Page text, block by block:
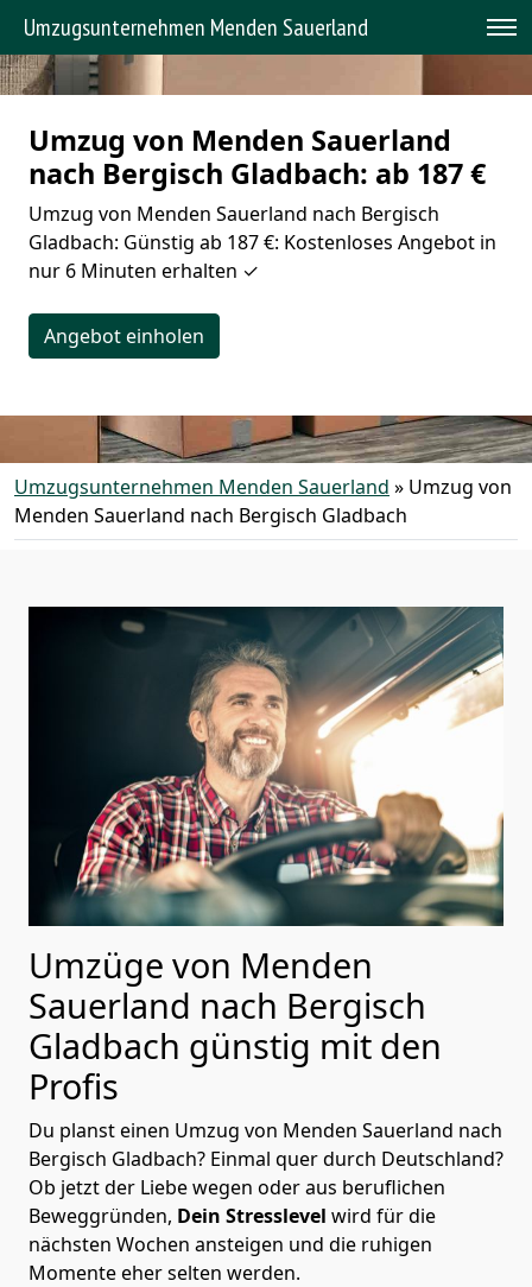
Umzugsunternehmen Menden Sauerland
Umzug von Menden Sauerland
nach Bergisch Gladbach: ab 187 €
Umzug von Menden Sauerland nach Bergisch
Gladbach: Günstig ab 187 €: Kostenloses Angebot in
nur 6 Minuten erhalten ✓
Angebot einholen
Umzugsunternehmen Menden Sauerland » Umzug von
Menden Sauerland nach Bergisch Gladbach
Umzüge von Menden
Sauerland nach Bergisch
Gladbach günstig mit den
Profis
Du planst einen Umzug von Menden Sauerland nach
Bergisch Gladbach? Einmal quer durch Deutschland?
Ob jetzt der Liebe wegen oder aus beruflichen
Beweggründen, Dein Stresslevel wird für die
nächsten Wochen ansteigen und die ruhigen
Momente eher selten werden.